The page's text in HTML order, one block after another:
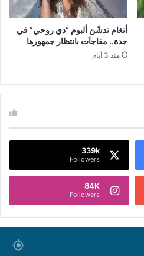
أنغام تدشّن ألبوم “دي روحي” في
جدة.. مفاجآت بانتظار جمهورها
منذ 3 أيام
339k
Followers
84K
Followers